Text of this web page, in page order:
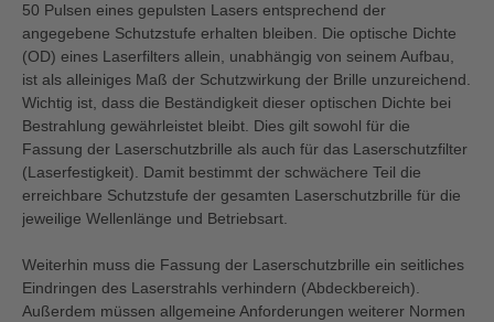
50 Pulsen eines gepulsten Lasers entsprechend der
angegebene Schutzstufe erhalten bleiben. Die optische Dichte
(OD) eines Laserfilters allein, unabhängig von seinem Aufbau,
ist als alleiniges Maß der Schutzwirkung der Brille unzureichend.
Wichtig ist, dass die Beständigkeit dieser optischen Dichte bei
Bestrahlung gewährleistet bleibt. Dies gilt sowohl für die
Fassung der Laserschutzbrille als auch für das Laserschutzfilter
(Laserfestigkeit). Damit bestimmt der schwächere Teil die
erreichbare Schutzstufe der gesamten Laserschutzbrille für die
jeweilige Wellenlänge und Betriebsart.
Weiterhin muss die Fassung der Laserschutzbrille ein seitliches
Eindringen des Laserstrahls verhindern (Abdeckbereich).
Außerdem müssen allgemeine Anforderungen weiterer Normen